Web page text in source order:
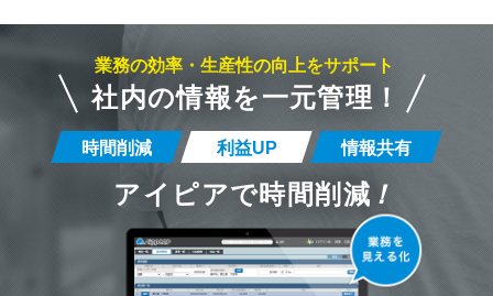
業務の効率・生産性の向上をサポート
社内の情報を一元管理！
時間削減 利益UP 情報共有
アイピアで時間削減！